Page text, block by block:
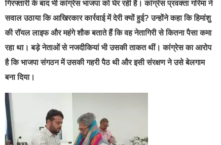
गिरफ्तारी के बाद भी कांग्रेस भाजपा को घेर रही है। कांग्रेस प्रवक्ता गरिमा ने
सवाल उठाया कि आखिरकार कार्रवाई में देरी क्यों हुई? उन्होंने कहा कि हिमांशु
की रॉयल लाइफ और महंगे शौक बताते हैं कि वह नेतागिरी से कितना पैसा कमा
रहा था। बड़े नेताओं से नजदीकियां भी उसकी ताकत थीं। कांग्रेस का आरोप
है कि भाजपा संगठन में उसकी गहरी पैठ थी और इसी संरक्षण ने उसे बेलगाम
बना दिया।